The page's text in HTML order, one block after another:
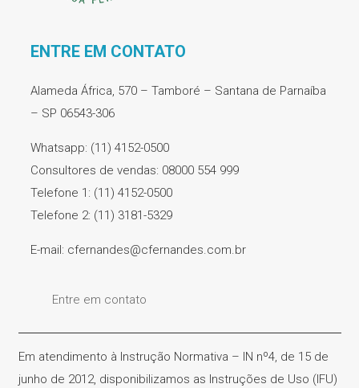
ENTRE EM CONTATO
Alameda África, 570 – Tamboré – Santana de Parnaíba
– SP 06543-306
Whatsapp: (11) 4152-0500
Consultores de vendas: 08000 554 999
Telefone 1: (11) 4152-0500
Telefone 2: (11) 3181-5329
E-mail: cfernandes@cfernandes.com.br
Entre em contato
Em atendimento à Instrução Normativa – IN nº4, de 15 de
junho de 2012, disponibilizamos as Instruções de Uso (IFU)